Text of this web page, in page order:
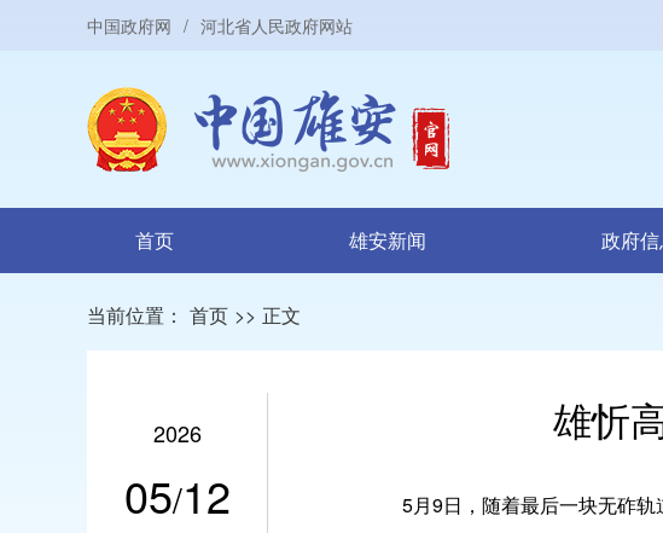
中国政府网 / 河北省人民政府网站
首页 雄安新闻 政府
当前位置： 首页 >> 正文
2026
05/12
雄忻
5月9日，随着最后一块无砟轨